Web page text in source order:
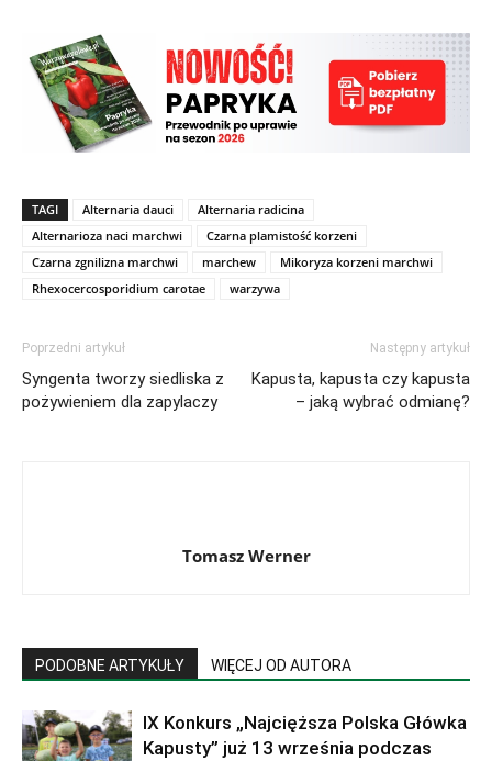
TAGI Alternaria dauci
Alternaria radicina
Alternarioza naci marchwi
Czarna plamistość korzeni
Czarna zgnilizna marchwi
marchew
Mikoryza korzeni marchwi
Rhexocercosporidium carotae
warzywa
Poprzedni artykuł
Syngenta tworzy siedliska z
pożywieniem dla zapylaczy
Następny artykuł
Kapusta, kapusta czy kapusta
– jaką wybrać odmianę?
Tomasz Werner
PODOBNE ARTYKUŁY WIĘCEJ OD AUTORA
IX Konkurs „Najcięższa Polska Główka
Kapusty” już 13 września podczas